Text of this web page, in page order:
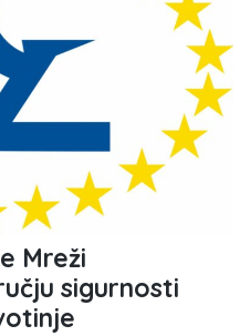
Mreži
sigurnosti